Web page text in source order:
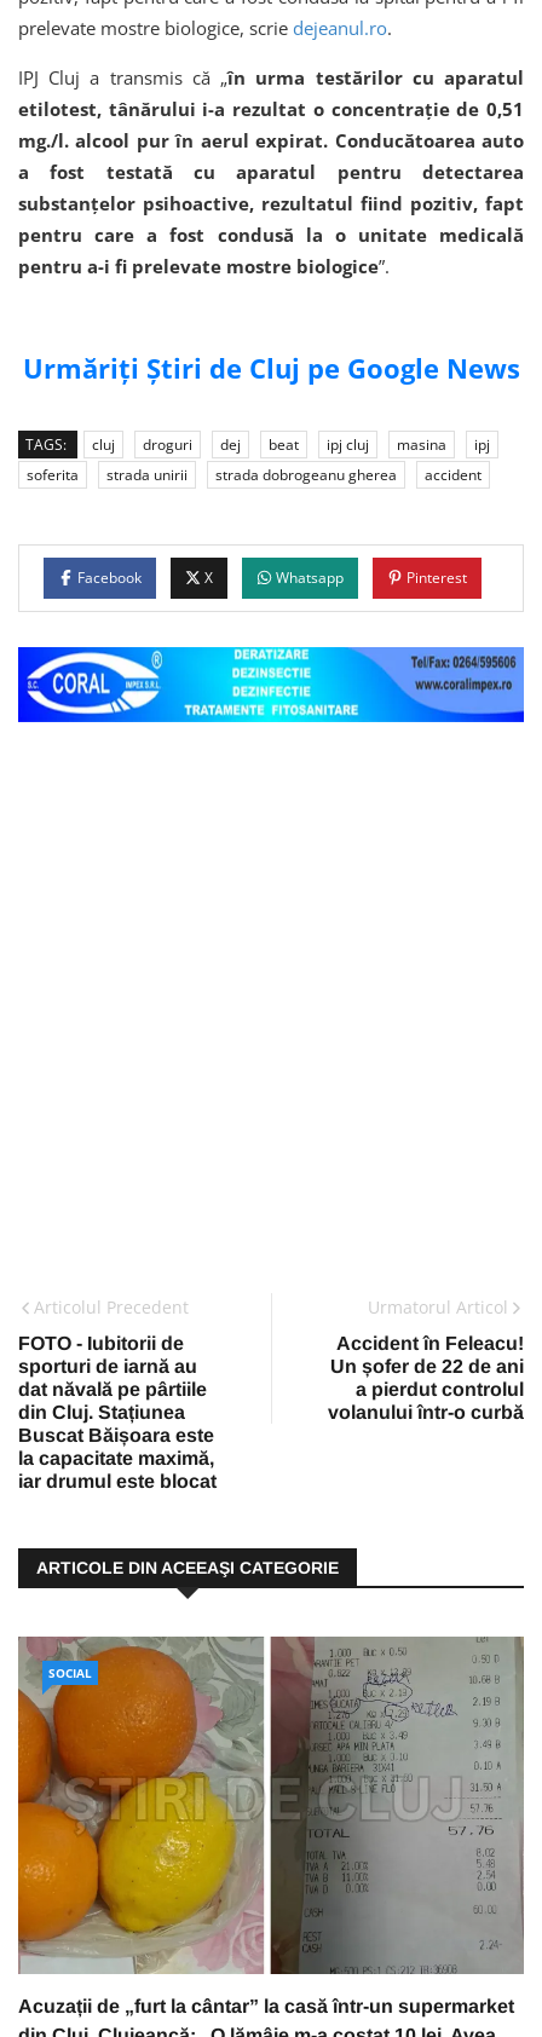
prelevate mostre biologice, scrie dejeanul.ro.
IPJ Cluj a transmis că „în urma testărilor cu aparatul
etilotest, tânărului i-a rezultat o concentrație de 0,51
mg./l. alcool pur în aerul expirat. Conducătoarea auto
a fost testată cu aparatul pentru detectarea
substanțelor psihoactive, rezultatul fiind pozitiv, fapt
pentru care a fost condusă la o unitate medicală
pentru a-i fi prelevate mostre biologice”.
Urmăriți Știri de Cluj pe Google News
TAGS: cluj droguri dej beat ipj cluj masina
ipj
soferita
strada unirii strada dobrogeanu gherea accident
Facebook X Whatsapp Pinterest
Articolul Precedent
FOTO - Iubitorii de
sporturi de iarnă au
dat năvală pe pârtiile
din Cluj. Stațiunea
Buscat Băișoara este
la capacitate maximă,
iar drumul este blocat
Urmatorul Articol
Accident în Feleacu!
Un șofer de 22 de ani
a pierdut controlul
volanului într-o curbă
ARTICOLE DIN ACEEAŞI CATEGORIE
SOCIAL
Acuzații de „furt la cântar” la casă într-un supermarket